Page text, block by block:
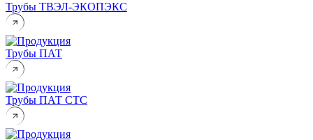
Трубы ТВЭЛ-ЭКОПЭКС
Трубы ПАТ
Трубы ПАТ СТС